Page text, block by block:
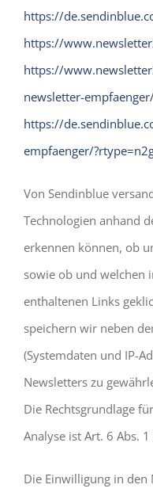
https://
https://
https://
newsletter-
https://
empfaenger/
Von Sendinblue
Technologien anhand
erkennen können, ob
sowie ob und welchen
enthaltenen Links
speichern wir neben
(Systemdaten und IP-
Newsletters zu
Die Rechtsgrundlage
Analyse ist Art. 6 Abs. 1
Die Einwilligung in den